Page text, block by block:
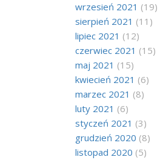
wrzesień 2021 (19)
sierpień 2021 (11)
lipiec 2021 (12)
czerwiec 2021 (15)
maj 2021 (15)
kwiecień 2021 (6)
marzec 2021 (8)
luty 2021 (6)
styczeń 2021 (3)
grudzień 2020 (8)
listopad 2020 (5)